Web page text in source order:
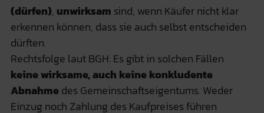
(dürfen), unwirksam sind, wenn Käufer nicht klar
erkennen können, dass sie auch selbst entscheiden
dürften.
Rechtsfolge laut BGH: Es gibt in solchen Fällen
keine wirksame, auch keine konkludente
Abnahmedes Gemeinschaftseigentums. Weder
Einzug noch Zahlung des Kaufpreises führen